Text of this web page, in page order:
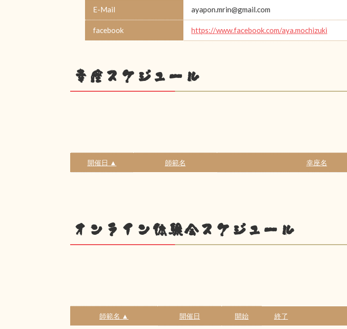
E-Mail ayapon.mrin@gmail.com
facebook https://www.facebook.com/aya.mochizuki
幸座スケジュール
開催日 ▲ 師範名 幸座名
オンライン体験会スケジュール
師範名 ▲ 開催日 開始 終了